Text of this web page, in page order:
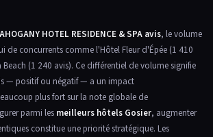
HOTEL RESIDENCE & SPA avis, le volume
de concurrents comme l'Hôtel Fleur d'Épée (1 410
(1 240 avis). Ce différentiel de volume signifie
— positif ou négatif — a un impact
plus fort sur la note globale de
parmi les meilleurs hôtels Gosier, augmenter
constitue une priorité stratégique. Les